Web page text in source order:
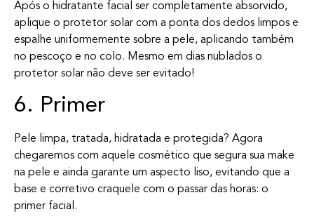
Após o hidratante facial ser completamente absorvido,
aplique o protetor solar com a ponta dos dedos limpos e
espalhe uniformemente sobre a pele, aplicando também
no pescoço e no colo. Mesmo em dias nublados o
protetor solar não deve ser evitado!
6. Primer
Pele limpa, tratada, hidratada e protegida? Agora
chegaremos com aquele cosmético que segura sua make
na pele e ainda garante um aspecto liso, evitando que a
base e corretivo craquele com o passar das horas: o
primer facial.